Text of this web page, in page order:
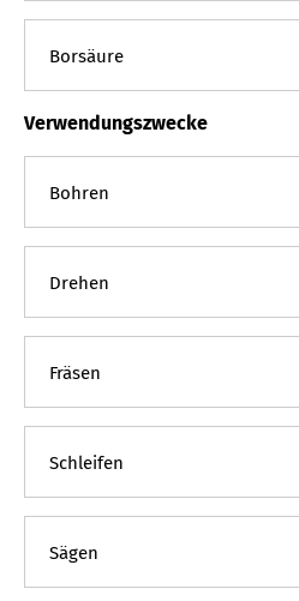
Verwendungszwecke